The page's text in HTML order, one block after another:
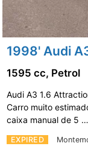
1998' Audi
EXPIRED
1595 cc, Petrol
Audi A3 1.6
Carro muito
caixa manual de 5 …